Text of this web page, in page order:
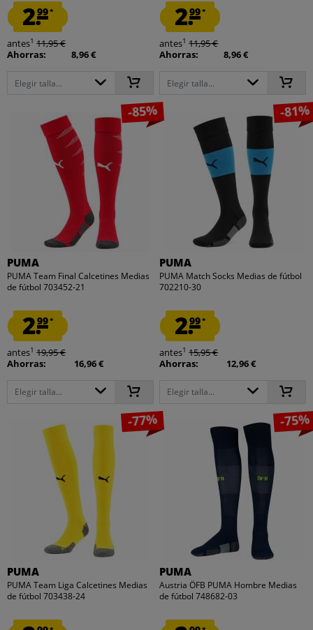
2.99*
antes1 11,95 €
Ahorras:
8,96 €
Elegir talla...
2.99*
antes1 11,95 €
Ahorras:
8,96 €
Elegir talla...
-85%
PUMA
PUMA Team Final Calcetines Medias
de fútbol 703452-21
2.99*
antes1 19,95 €
Ahorras:
16,96 €
Elegir talla...
-81%
PUMA
PUMA Match Socks Medias de fútbol
702210-30
2.99*
antes1 15,95 €
Ahorras:
12,96 €
Elegir talla...
-77%
PUMA
PUMA Team Liga Calcetines Medias
de fútbol 703438-24
-75%
PUMA
Austria ÖFB PUMA Hombre Medias
de fútbol 748682-03